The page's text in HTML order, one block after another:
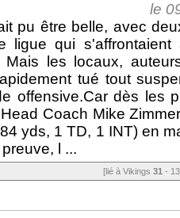
le
pu être belle, avec
ligue qui
Mais les locaux,
tué tout
offensive.Car dès les
Coach Mike
yds, 1 TD, 1 INT) en
l ...
[lié à Vikings 31 -